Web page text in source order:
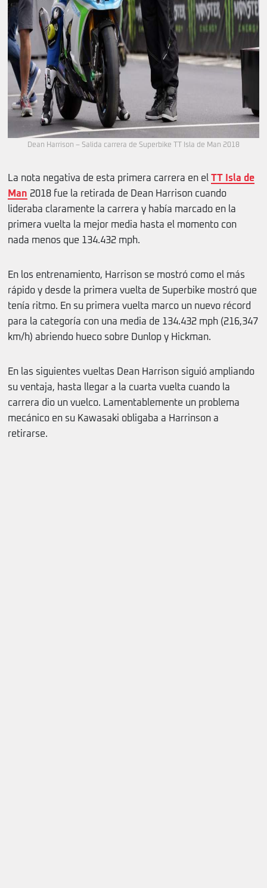
Dean Harrison – Salida carrera de Superbike TT Isla de Man 2018
La nota negativa de esta primera carrera en el TT Isla de
Man 2018 fue la retirada de Dean Harrison cuando
lideraba claramente la carrera y había marcado en la
primera vuelta la mejor media hasta el momento con
nada menos que 134.432 mph.
En los entrenamiento, Harrison se mostró como el más
rápido y desde la primera vuelta de Superbike mostró que
tenía ritmo. En su primera vuelta marco un nuevo récord
para la categoría con una media de 134.432 mph (216,347
km/h) abriendo hueco sobre Dunlop y Hickman.
En las siguientes vueltas Dean Harrison siguió ampliando
su ventaja, hasta llegar a la cuarta vuelta cuando la
carrera dio un vuelco. Lamentablemente un problema
mecánico en su Kawasaki obligaba a Harrinson a
retirarse.